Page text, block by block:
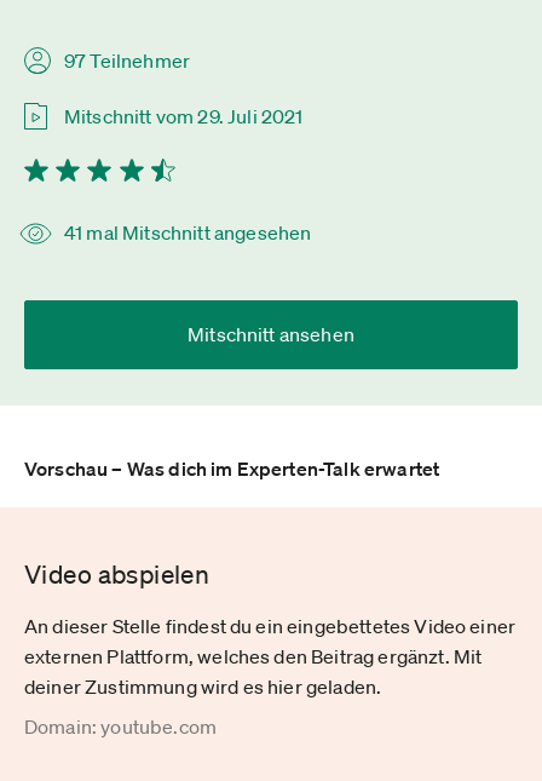
97 Teilnehmer
Mitschnitt vom 29. Juli 2021
41 mal Mitschnitt angesehen
Mitschnitt ansehen
Vorschau – Was dich im Experten-Talk erwartet
Video abspielen
An dieser Stelle findest du ein eingebettetes Video einer
externen Plattform, welches den Beitrag ergänzt. Mit
deiner Zustimmung wird es hier geladen.
Domain: youtube.com